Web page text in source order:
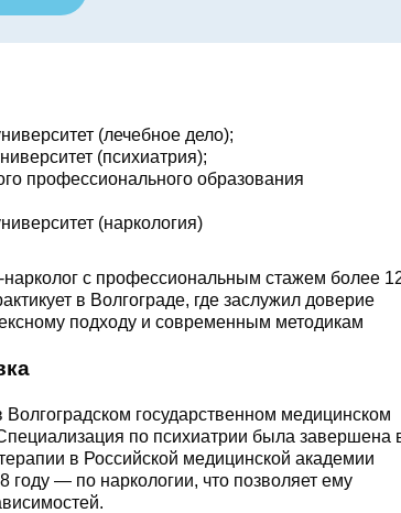
(лечебное дело);
(психиатрия);
профессионального образования
(наркология)
с профессиональным стажем более
в Волгограде, где заслужил доверие
подходу и современным методикам
государственном медицинском
по психиатрии была завершена
в Российской медицинской академии
— по наркологии, что позволяет ему